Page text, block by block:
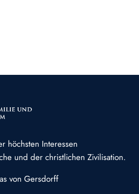
höchsten Interessen
und der christlichen Zivilisation.
von Gersdorff